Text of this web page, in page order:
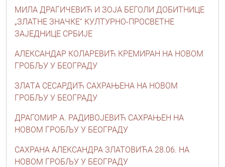
МИЛА ДРАГИЧЕВИЋ И ЗОЈА БЕГОЛИ ДОБИТНИЦЕ
„ЗЛАТНЕ ЗНАЧКЕ“ КУЛТУРНО-ПРОСВЕТНЕ
ЗАЈЕДНИЦЕ СРБИЈЕ
АЛЕКСАНДАР КОЛАРЕВИЋ КРЕМИРАН НА НОВОМ
ГРОБЉУ У БЕОГРАДУ
ЗЛAТA СЕСAРДИЋ САХРАЊЕНА НА НОВОМ
ГРОБЉУ У БЕОГРАДУ
ДРАГОМИР А. РАДИВОЈЕВИЋ САХРАЊЕН НА
НОВОМ ГРОБЉУ У БЕОГРАДУ
САХРАНА АЛЕКСАНДРА ЗЛАТОВИЋА 28.06. НА
НОВОМ ГРОБЉУ У БЕОГРАДУ